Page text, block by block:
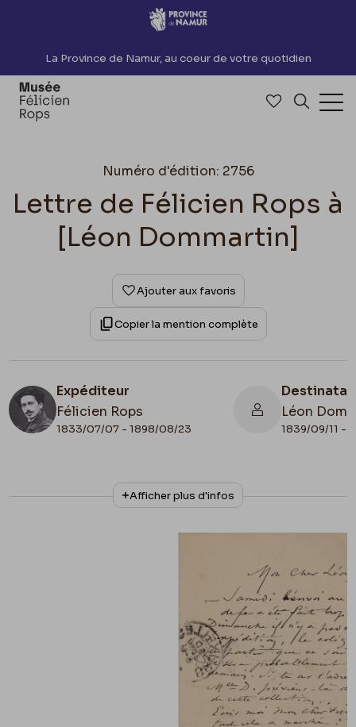
Accèder directement au contenu
La Province de Namur, au coeur de votre quotidien
Accéder à
Numéro d'édition: 2756
Lettre de Félicien Rops à
[Léon Dommartin]
Ajouter aux favoris
Copier la mention complète
Expéditeur
Félicien Rops
1833/07/07 - 1898/08/23
Léon
1839/09/11 -
N° d'inventaire
II/6655/468/177
Collationnage
Autographe
Cachet d'envoi
Lieu de conservation
Belgique, Bruxelles, Bibliothèque royale de
Belgique, Cabinet des Manuscrits
Afficher plus d'infos